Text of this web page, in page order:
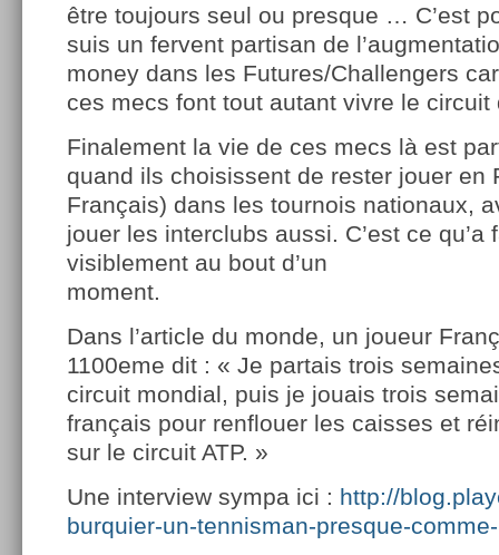
être toujours seul ou presque … C’est
suis un fervent partisan de
money dans les Futures/Challengers
ces mecs font tout autant vivre le circuit
Finalement la vie de ces mecs là est
quand ils choisissent de rester jouer en
Français) dans les tournois nationaux,
jouer les interclubs aussi. C’est ce qu’a
visiblement au bout d’un
moment.
Dans l’article du monde, un joueur
1100eme dit : « Je partais trois
circuit mondial, puis je jouais trois
français pour renflouer les caisses et
sur le circuit ATP. »
Une interview sympa ici : http://
burquier-un-tennisman-presque-